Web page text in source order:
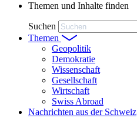
Themen und Inhalte finden
Suchen
Themen
Geopolitik
Demokratie
Wissenschaft
Gesellschaft
Wirtschaft
Swiss Abroad
Nachrichten aus der Schweiz